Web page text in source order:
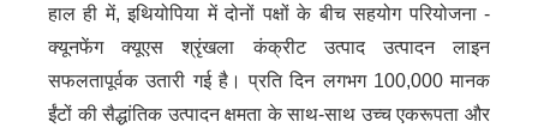
हाल ही में, इथियोपिया में दोनों पक्षों के बीच सहयोग परियोजना -
क्यूनफेंग क्यूएस श्रृंखला कंक्रीट उत्पाद उत्पादन लाइन
सफलतापूर्वक उतारी गई है। प्रति दिन लगभग 100,000 मानक
ईंटों की सैद्धांतिक उत्पादन क्षमता के साथ-साथ उच्च एकरूपता और